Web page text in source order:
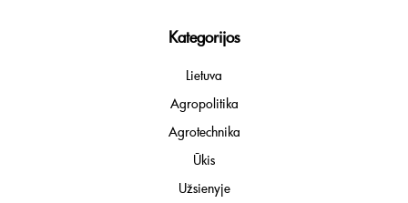
Kategorijos
Lietuva
Agropolitika
Agrotechnika
Ūkis
Užsienyje